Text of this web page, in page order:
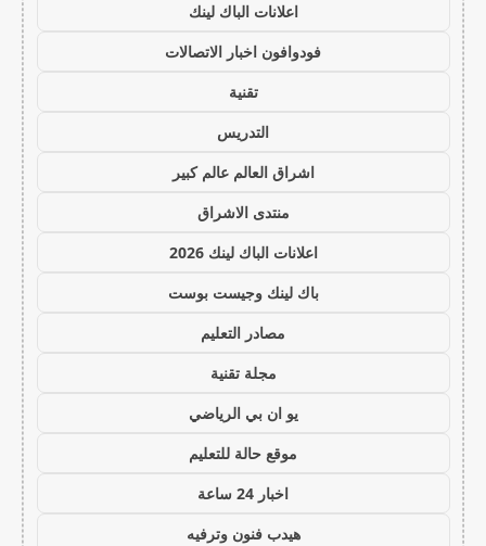
اعلانات الباك لينك
فودوافون اخبار الاتصالات
تقنية
التدريس
اشراق العالم عالم كبير
منتدى الاشراق
اعلانات الباك لينك 2026
باك لينك وجيست بوست
مصادر التعليم
مجلة تقنية
يو ان بي الرياضي
موقع حالة للتعليم
اخبار 24 ساعة
هيدب فنون وترفيه